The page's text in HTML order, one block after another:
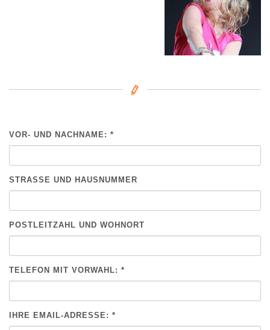
VOR- UND NACHNAME: *
STRASSE UND HAUSNUMMER
POSTLEITZAHL UND WOHNORT
TELEFON MIT VORWAHL: *
IHRE EMAIL-ADRESSE: *
BITTE NICHT AUSFÜLLEN.